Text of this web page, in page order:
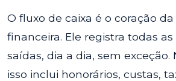
O fluxo de caixa é o coração
financeira. Ele registra todas
saídas, dia a dia, sem exceção.
isso inclui honorários, custas,